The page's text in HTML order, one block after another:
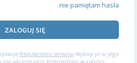
nie pamiętam hasła
ZALOGUJ SIĘ
Regulaminu serwisu Wykop.pl w jego
akceptujesz Regulaminu w całości,